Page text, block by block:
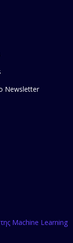
Newsletter
Machine Learning